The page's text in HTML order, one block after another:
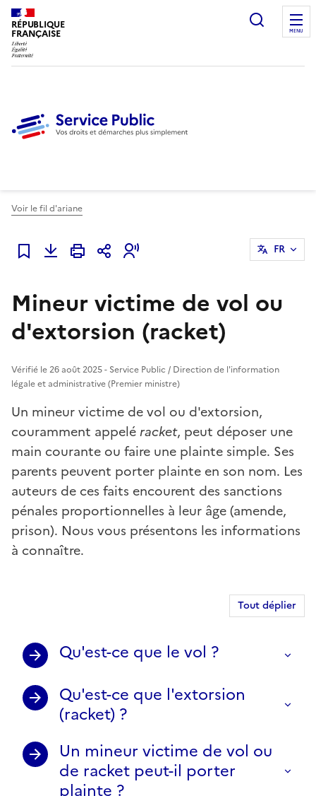
RÉPUBLIQUE
FRANÇAISE
Ouvrir
MENU
Voir le fil d'ariane
Ajouter à mes favoris
FR
Mineur victime de vol ou
d'extorsion (racket)
Vérifié le 26 août 2025 - Service Public / Direction de l'information
légale et administrative (Premier ministre)
Un mineur victime de vol ou d'extorsion,
couramment appeléracket, peut déposer une
main courante ou faire une plainte simple. Ses
parents peuvent porter plainte en son nom. Les
auteurs de ces faits encourent des sanctions
pénales proportionnelles à leur âge (amende,
prison). Nous vous présentons les informations
à connaître.
Tout déplier
Qu'est-ce que le vol ?
Qu'est-ce que l'extorsion
(racket) ?
Un mineur victime de vol ou
de racket peut-il porter
plainte ?